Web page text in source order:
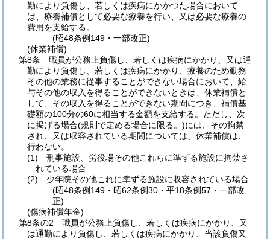
勤により負傷し、若しくは疾病にかかつた場合において
は、療養補償として必要な療養を行い、又は必要な療養の
費用を支給する。
(昭48条例149・一部改正)
(休業補償)
第8条
職員が公務上負傷し、若しくは疾病にかかり、又は通
勤により負傷し、若しくは疾病にかかり、療養のため勤務
その他の業務に従事することができない場合において、給
与その他の収入を得ることができないときは、休業補償と
して、その収入を得ることができない期間につき、補償基
礎額の100分の60に相当する金額を支給する。 ただし、次
に掲げる場合(規則で定める場合に限る。)には、その拘禁
され、又は収容されている期間については、休業補償は、
行わない。
(1)
刑事施設、労役場その他これらに準ずる施設に拘禁さ
れている場合
(2)
少年院その他これに準ずる施設に収容されている場合
(昭48条例149・昭62条例30・平18条例57・一部改
正)
(傷病補償年金)
第8条の2
職員が公務上負傷し、若しくは疾病にかかり、又
は通勤により負傷し、若しくは疾病にかかり、当該負傷又